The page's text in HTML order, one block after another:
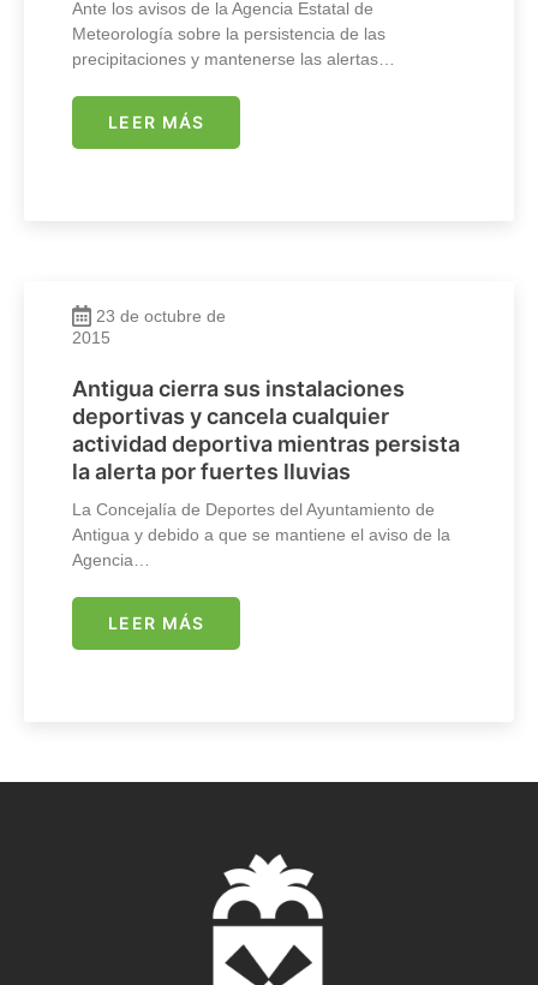
Ante los avisos de la Agencia Estatal de
Meteorología sobre la persistencia de las
precipitaciones y mantenerse las alertas…
LEER MÁS
23 de octubre de
2015
Antigua cierra sus instalaciones
deportivas y cancela cualquier
actividad deportiva mientras persista
la alerta por fuertes lluvias
La Concejalía de Deportes del Ayuntamiento de
Antigua y debido a que se mantiene el aviso de la
Agencia…
LEER MÁS